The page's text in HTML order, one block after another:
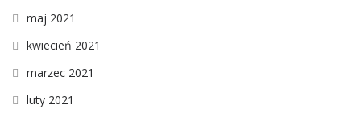
maj 2021
kwiecień 2021
marzec 2021
luty 2021